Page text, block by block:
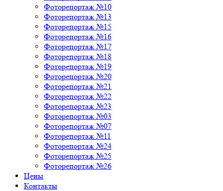
Фоторепортаж №10
Фоторепортаж №13
Фоторепортаж №15
Фоторепортаж №16
Фоторепортаж №17
Фоторепортаж №18
Фоторепортаж №19
Фоторепортаж №20
Фоторепортаж №21
Фоторепортаж №22
Фоторепортаж №23
Фоторепортаж №03
Фоторепортаж №07
Фоторепортаж №11
Фоторепортаж №24
Фоторепортаж №25
Фоторепортаж №26
Цены
Контакты